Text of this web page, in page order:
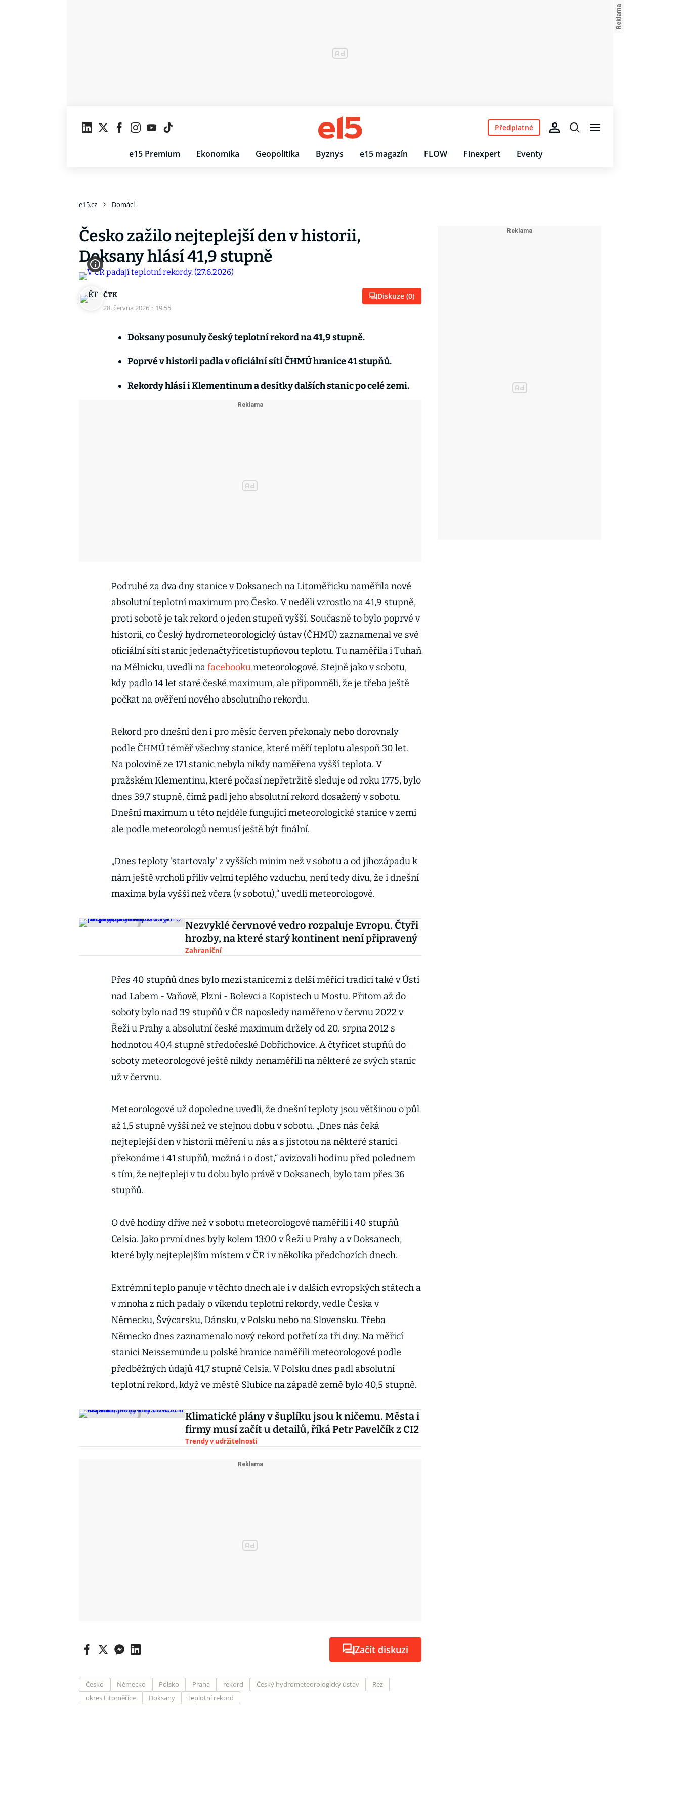
e15 Premium Ekonomika Geopolitika Byznys e15 magazín FLOW Finexpert Eventy
Předplatné
e15.cz Domácí
Česko zažilo nejteplejší den v historii,
Doksany hlásí 41,9 stupně
ČTK
28. června 2026 · 19:55
Diskuze (0)
Doksany posunuly český teplotní rekord na 41,9 stupně.
Poprvé v historii padla v oficiální síti ČHMÚ hranice 41 stupňů.
Rekordy hlásí i Klementinum a desítky dalších stanic po celé zemi.
Podruhé za dva dny stanice v Doksanech na Litoměřicku naměřila nové
absolutní teplotní maximum pro Česko. V neděli vzrostlo na 41,9 stupně,
proti sobotě je tak rekord o jeden stupeň vyšší. Současně to bylo poprvé v
historii, co Český hydrometeorologický ústav (ČHMÚ) zaznamenal ve své
oficiální síti stanic jedenačtyřicetistupňovou teplotu. Tu naměřila i Tuhaň
na Mělnicku, uvedli nafacebookumeteorologové. Stejně jako v sobotu,
kdy padlo 14 let staré české maximum, ale připomněli, že je třeba ještě
počkat na ověření nového absolutního rekordu.
Rekord pro dnešní den i pro měsíc červen překonaly nebo dorovnaly
podle ČHMÚ téměř všechny stanice, které měří teplotu alespoň 30 let.
Na polovině ze 171 stanic nebyla nikdy naměřena vyšší teplota. V
pražském Klementinu, které počasí nepřetržitě sleduje od roku 1775, bylo
dnes 39,7 stupně, čímž padl jeho absolutní rekord dosažený v sobotu.
Dnešní maximum u této nejdéle fungující meteorologické stanice v zemi
ale podle meteorologů nemusí ještě být finální.
„Dnes teploty 'startovaly' z vyšších minim než v sobotu a od jihozápadu k
nám ještě vrcholí příliv velmi teplého vzduchu, není tedy divu, že i dnešní
maxima byla vyšší než včera (v sobotu),“ uvedli meteorologové.
Nezvyklé červnové vedro rozpaluje Evropu. Čtyři
hrozby, na které starý kontinent není připravený
Zahraniční
Přes 40 stupňů dnes bylo mezi stanicemi z delší měřící tradicí také v Ústí
nad Labem - Vaňově, Plzni - Bolevci a Kopistech u Mostu. Přitom až do
soboty bylo nad 39 stupňů v ČR naposledy naměřeno v červnu 2022 v
Řeži u Prahy a absolutní české maximum držely od 20. srpna 2012 s
hodnotou 40,4 stupně středočeské Dobřichovice. A čtyřicet stupňů do
soboty meteorologové ještě nikdy nenaměřili na některé ze svých stanic
už v červnu.
Meteorologové už dopoledne uvedli, že dnešní teploty jsou většinou o půl
až 1,5 stupně vyšší než ve stejnou dobu v sobotu. „Dnes nás čeká
nejteplejší den v historii měření u nás a s jistotou na některé stanici
překonáme i 41 stupňů, možná i o dost,“ avizovali hodinu před polednem
s tím, že nejtepleji v tu dobu bylo právě v Doksanech, bylo tam přes 36
stupňů.
O dvě hodiny dříve než v sobotu meteorologové naměřili i 40 stupňů
Celsia. Jako první dnes byly kolem 13:00 v Řeži u Prahy a v Doksanech,
které byly nejteplejším místem v ČR i v několika předchozích dnech.
Extrémní teplo panuje v těchto dnech ale i v dalších evropských státech a
v mnoha z nich padaly o víkendu teplotní rekordy, vedle Česka v
Německu, Švýcarsku, Dánsku, v Polsku nebo na Slovensku. Třeba
Německo dnes zaznamenalo nový rekord potřetí za tři dny. Na měřicí
stanici Neissemünde u polské hranice naměřili meteorologové podle
předběžných údajů 41,7 stupně Celsia. V Polsku dnes padl absolutní
teplotní rekord, když ve městě Slubice na západě země bylo 40,5 stupně.
Klimatické plány v šuplíku jsou k ničemu. Města i
firmy musí začít u detailů, říká Petr Pavelčík z CI2
Trendy v udržitelnosti
Začít diskuzi
Česko Německo Polsko Praha rekord Český hydrometeorologický ústav
Rez
okres Litoměřice
Doksany teplotní rekord